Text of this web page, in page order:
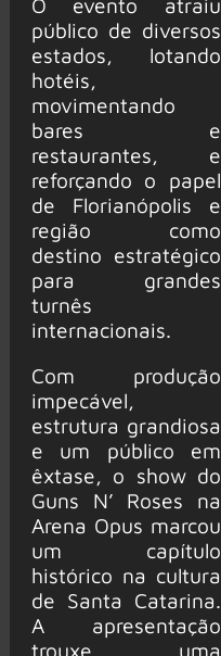
público de diversos
estados, lotando
hotéis,
movimentando
bares e
restaurantes, e
reforçando o papel
de Florianópolis e
região como
destino estratégico
para grandes
turnês
internacionais.
Com produção
impecável,
estrutura grandiosa
e um público em
êxtase, o show do
Guns N’ Roses na
Arena Opus marcou
um capítulo
histórico na cultura
de Santa Catarina.
A apresentação
trouxe uma